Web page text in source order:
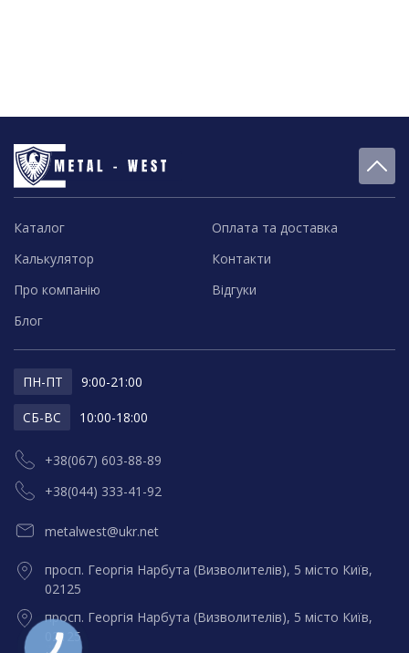
Каталог
Калькулятор
Про компанію
Блог
Оплата та доставка
Контакти
Відгуки
+38(067) 603-88-89
+38(044) 333-41-92
metalwest@ukr.net
ПН-ПТ 9:00-21:00
СБ-ВС 10:00-18:00
просп. Георгія Нарбута (Визволителів), 5 місто Київ,
02125
просп. Георгія Нарбута (Визволителів), 5 місто Київ,
02125
КНОПКА
ЗВ'ЯЗКУ